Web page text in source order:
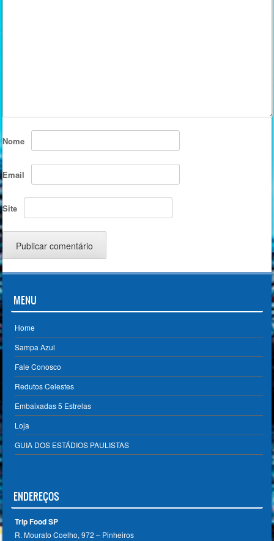
Nome
Email
Site
MENU
Home
Sampa Azul
Fale Conosco
Redutos Celestes
Embaixadas 5 Estrelas
Loja
GUIA DOS ESTÁDIOS PAULISTAS
ENDEREÇOS
Trip Food SP
R. Mourato Coelho, 972 – Pinheiros